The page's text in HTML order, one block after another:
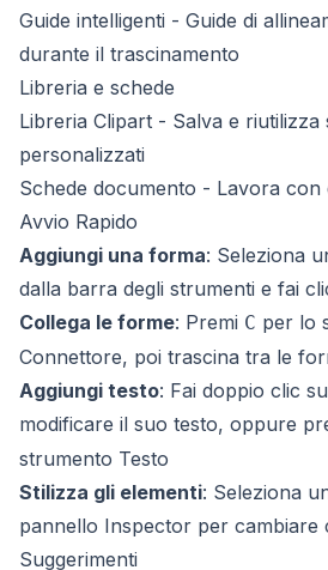
Guide intelligenti - Guide di
durante il trascinamento
Libreria e schede
Libreria Clipart - Salva e riutilizza
personalizzati
Schede documento - Lavora con
Avvio Rapido
Aggiungi una forma: Seleziona
dalla barra degli strumenti e fai
Collega le forme: Premi C per lo
Connettore, poi trascina tra le
Aggiungi testo: Fai doppio clic
modificare il suo testo, oppure
strumento Testo
Stilizza gli elementi: Seleziona
pannello Inspector per cambiare
Suggerimenti